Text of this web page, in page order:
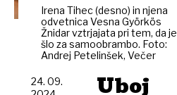
Irena Tihec (desno) in njena
odvetnica Vesna Györkös
Žnidar vztrjajata pri tem, da je
šlo za samoobrambo. Foto:
Andrej Petelinšek, Večer
Uboj
24. 09.